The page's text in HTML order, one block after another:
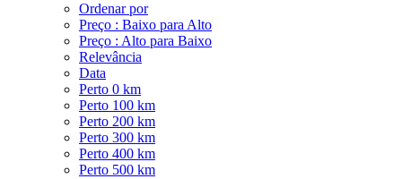
Ordenar por
Preço : Baixo para Alto
Preço : Alto para Baixo
Relevância
Data
Perto 0 km
Perto 100 km
Perto 200 km
Perto 300 km
Perto 400 km
Perto 500 km